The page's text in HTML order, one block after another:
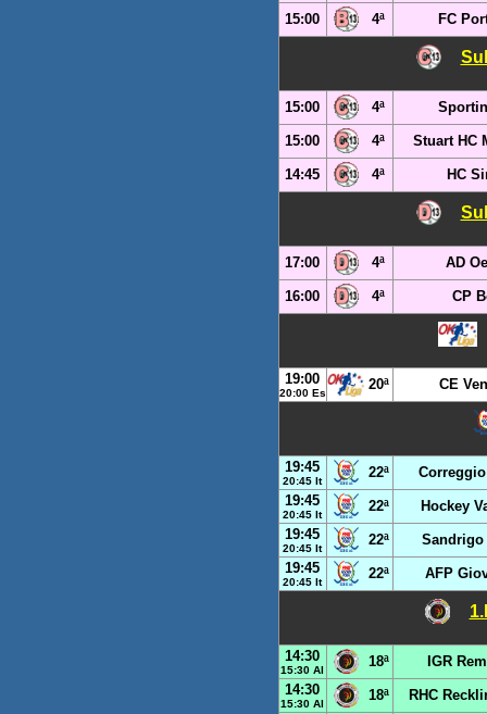
15:00 4ª FC
15:00 4ª
15:00 4ª Stuart HC
14:45 4ª HC
17:00 4ª AD
16:00 4ª CP
19:00
20:00 Es
20ª CE
19:45
20:45 It
22ª
19:45
20:45 It
22ª
Hockey
19:45
20:45 It
22ª
Sandrigo
19:45
20:45 It
22ª AFP
14:30
15:30 Al
18ª
IGR
14:30
15:30 Al
18ª
RHC